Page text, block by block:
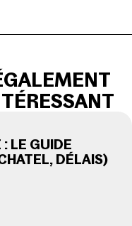
: LE GUIDE
DÉLAIS)